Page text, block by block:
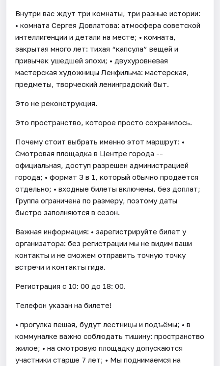
Внутри вас ждут три комнаты, три разные истории:
• комната Сергея Довлатова: атмосфера советской
интеллигенции и детали на месте; • комната,
закрытая много лет: тихая “капсула” вещей и
привычек ушедшей эпохи; • двухуровневая
мастерская художницы Ленфильма: мастерская,
предметы, творческий ленинградский быт.
Это не реконструкция.
Это пространство, которое просто сохранилось.
Почему стоит выбрать именно этот маршрут: •
Смотровая площадка в Центре города --
официальная, доступ разрешен администрацией
города; • формат 3 в 1, который обычно продаётся
отдельно; • входные билеты включены, без доплат;
Группа ограничена по размеру, поэтому даты
быстро заполняются в сезон.
Важная информация: • зарегистрируйте билет у
организатора: без регистрации мы не видим ваши
контакты и не сможем отправить точную точку
встречи и контакты гида.
Регистрация с 10: 00 до 18: 00.
Телефон указан на билете!
• прогулка пешая, будут лестницы и подъёмы; • в
коммуналке важно соблюдать тишину: пространство
жилое; • на смотровую площадку допускаются
участники старше 7 лет; • Мы поднимаемся на